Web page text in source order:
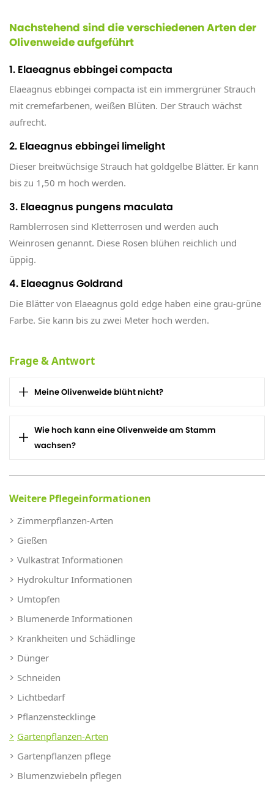
Nachstehend sind die verschiedenen Arten der
Olivenweide aufgeführt
1. Elaeagnus ebbingei compacta
Elaeagnus ebbingei compacta ist ein immergrüner Strauch
mit cremefarbenen, weißen Blüten. Der Strauch wächst
aufrecht.
2. Elaeagnus ebbingei limelight
Dieser breitwüchsige Strauch hat goldgelbe Blätter. Er kann
bis zu 1,50 m hoch werden.
3. Elaeagnus pungens maculata
Ramblerrosen sind Kletterrosen und werden auch
Weinrosen genannt. Diese Rosen blühen reichlich und
üppig.
4. Elaeagnus Goldrand
Die Blätter von Elaeagnus gold edge haben eine grau-grüne
Farbe. Sie kann bis zu zwei Meter hoch werden.
Frage & Antwort
Meine Olivenweide blüht nicht?
Wie hoch kann eine Olivenweide am Stamm
wachsen?
Weitere Pflegeinformationen
Zimmerpflanzen-Arten
Gießen
Vulkastrat Informationen
Hydrokultur Informationen
Umtopfen
Blumenerde Informationen
Krankheiten und Schädlinge
Dünger
Schneiden
Lichtbedarf
Pflanzenstecklinge
Gartenpflanzen-Arten
Gartenpflanzen pflege
Blumenzwiebeln pflegen